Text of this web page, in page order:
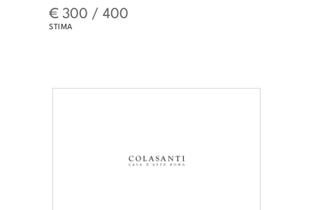
€ 300 / 400
STIMA